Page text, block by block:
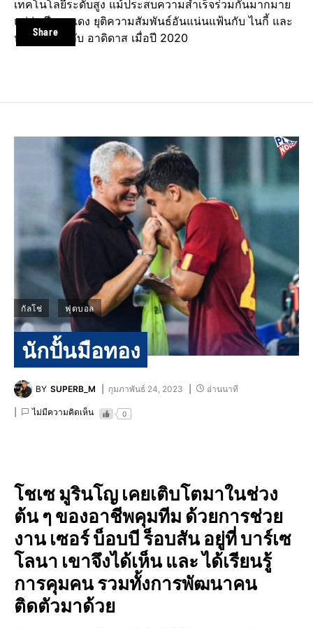
Share
เทคโนโลยีระดับสูง​ แม้ประสบความสำเร็จ​ร่วมกันมากมาย​
แต่​ว่า ปีศาจแดง​ ยุติความสัมพันธ์​อันแน่นแฟ้นกับ​ ไนกี้​ และ
หันไปจับมือกับ​ อาดิดาส​ เมื่อปี​ 2020​
กัลโช่ ฟุตบอล
นักปั้นมือทอง
BY SUPERB_M กุมภาพันธ์ 24, 2023 อ่านนาที
ไม่มีความคิดเห็น 0
โชเซ มูรินโญ เคยเติบโตมาในช่วง
ต้น ๆ ของอาชีพคุมทีม ด้วยการช่วย
งาน เซอร์​ บ็อบ​บี ร็อบสัน อยู่ที่ บาร์เซ
โลนา​ เขาจึงได้เห็น และ ได้เรียนรู้
การคุมคน รวมทั้งการพัฒนา​คน
ติดตัวมาด้วย